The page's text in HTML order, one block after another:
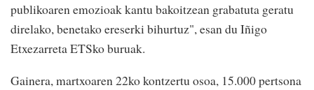
publikoaren emozioak kantu bakoitzean grabatuta geratu
direlako, benetako ereserki bihurtuz", esan du Iñigo
Etxezarreta ETSko buruak.
Gainera, martxoaren 22ko kontzertu osoa, 15.000 pertsona